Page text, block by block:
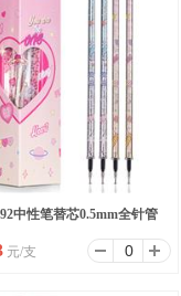
中性笔替芯0.5mm全针管
元/支